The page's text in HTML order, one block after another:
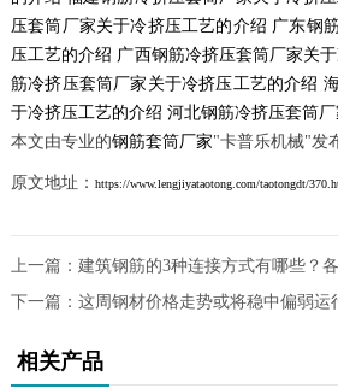
压套筒厂家关于冷挤压工艺的介绍 广东钢
压工艺的介绍 广西钢筋冷挤压套筒厂家关
筋冷挤压套筒厂家关于冷挤压工艺的介绍
于冷挤压工艺的介绍 河北钢筋冷挤压套筒
本文由专业的钢筋套筒厂家"卡普乐机械"发
原文地址： https://www.lengjiyataotong.com/taotongdt/
上一篇： 建筑钢筋的3种连接方式有哪些？
下一篇： 这周钢材价格走势或将稳中偏弱运
相关产品